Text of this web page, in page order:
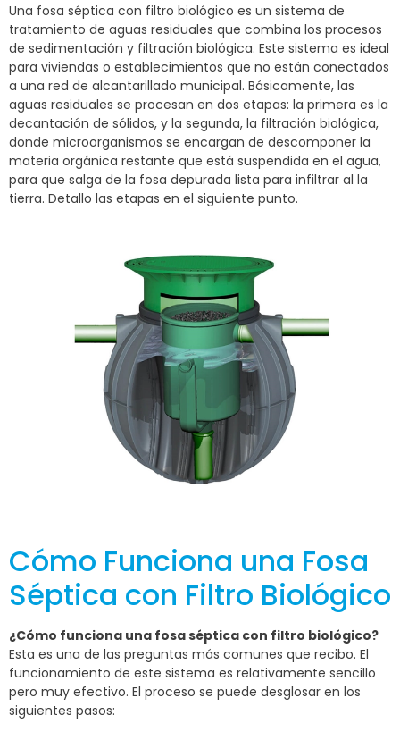
Una fosa séptica con filtro biológico es un sistema de
tratamiento de aguas residuales que combina los procesos
de sedimentación y filtración biológica. Este sistema es ideal
para viviendas o establecimientos que no están conectados
a una red de alcantarillado municipal. Básicamente, las
aguas residuales se procesan en dos etapas: la primera es la
decantación de sólidos, y la segunda, la filtración biológica,
donde microorganismos se encargan de descomponer la
materia orgánica restante que está suspendida en el agua,
para que salga de la fosa depurada lista para infiltrar al la
tierra. Detallo las etapas en el siguiente punto.
Cómo Funciona una Fosa
Séptica con Filtro Biológico
¿Cómo funciona una fosa séptica con filtro biológico?
Esta es una de las preguntas más comunes que recibo. El
funcionamiento de este sistema es relativamente sencillo
pero muy efectivo. El proceso se puede desglosar en los
siguientes pasos: